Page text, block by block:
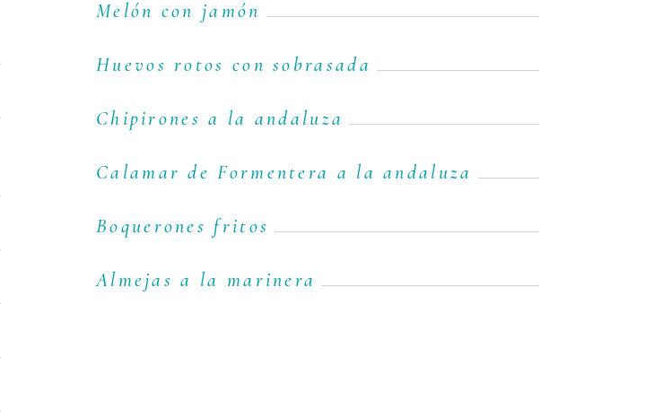
Melón con jamón
Huevos rotos con sobrasada
Chipirones a la andaluza
Calamar de Formentera a la andaluza
Boquerones fritos
Almejas a la marinera